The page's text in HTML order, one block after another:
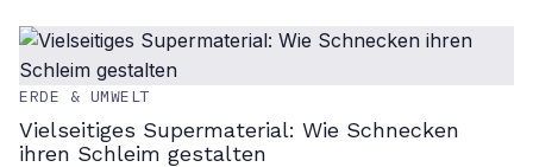
ERDE & UMWELT
Vielseitiges Supermaterial: Wie Schnecken
ihren Schleim gestalten